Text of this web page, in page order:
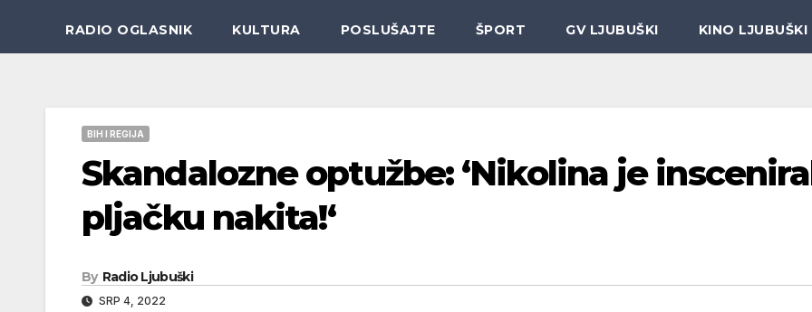
RADIO OGLASNIK KULTURA POSLUŠAJTE ŠPORT GV LJUBUŠKI KINO LJUBUŠKI
BIH I REGIJA
Skandalozne optužbe: ‘Nikolina je
pljačku nakita!‘
By Radio Ljubuški
SRP 4, 2022